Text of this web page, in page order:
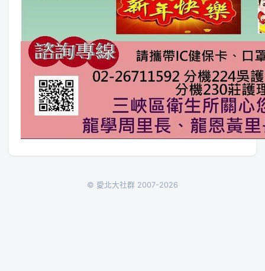
© 愛北大社群 2007-2026